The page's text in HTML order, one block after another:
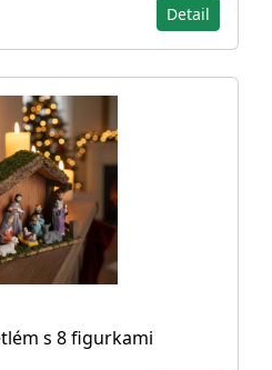
Detail
s 8 figurkami